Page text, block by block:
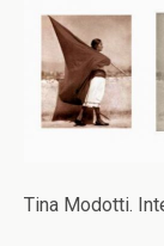
Tina Modotti.